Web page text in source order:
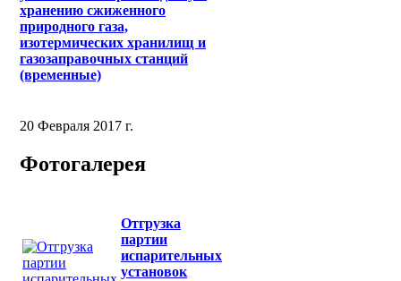
хранению сжиженного
природного газа,
изотермических хранилищ и
газозаправочных станций
(временные)
20 Февраля 2017 г.
Фотогалерея
Отгрузка
партии
испарительных
установок